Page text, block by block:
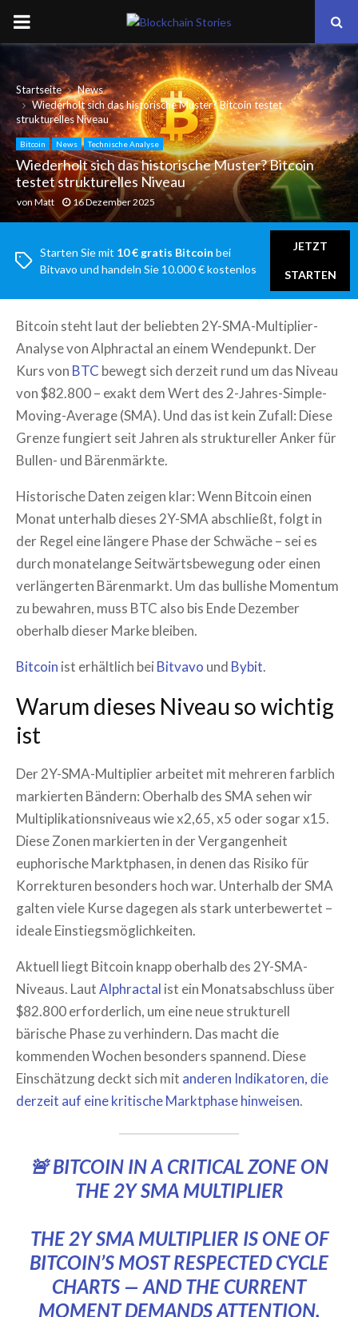
PRIMARY
MENU
Startseite
News
Wiederholt sich das historische Muster? Bitcoin testet
strukturelles Niveau
Bitcoin News Technische Analyse
Wiederholt sich das historische Muster? Bitcoin
testet strukturelles Niveau
vonMatt 16 Dezember 2025
Starten Sie mit 10 € gratis Bitcoin bei
Bitvavo und handeln Sie 10.000 € kostenlos
JETZT
STARTEN
Bitcoin steht laut der beliebten 2Y-SMA-Multiplier-
Analyse von Alphractal an einem Wendepunkt. Der
Kurs von BTC bewegt sich derzeit rund um das Niveau
von $82.800 – exakt dem Wert des 2-Jahres-Simple-
Moving-Average (SMA). Und das ist kein Zufall: Diese
Grenze fungiert seit Jahren als struktureller Anker für
Bullen- und Bärenmärkte.
Historische Daten zeigen klar: Wenn Bitcoin einen
Monat unterhalb dieses 2Y-SMA abschließt, folgt in
der Regel eine längere Phase der Schwäche – sei es
durch monatelange Seitwärtsbewegung oder einen
verlängerten Bärenmarkt. Um das bullishe Momentum
zu bewahren, muss BTC also bis Ende Dezember
oberhalb dieser Marke bleiben.
Bitcoin ist erhältlich bei Bitvavo und Bybit.
Warum dieses Niveau so wichtig
ist
Der 2Y-SMA-Multiplier arbeitet mit mehreren farblich
markierten Bändern: Oberhalb des SMA sehen wir
Multiplikationsniveaus wie x2,65, x5 oder sogar x15.
Diese Zonen markierten in der Vergangenheit
euphorische Marktphasen, in denen das Risiko für
Korrekturen besonders hoch war. Unterhalb der SMA
galten viele Kurse dagegen als stark unterbewertet –
ideale Einstiegsmöglichkeiten.
Aktuell liegt Bitcoin knapp oberhalb des 2Y-SMA-
Niveaus. LautAlphractal ist ein Monatsabschluss über
$82.800 erforderlich, um eine neue strukturell
bärische Phase zu verhindern. Das macht die
kommenden Wochen besonders spannend. Diese
Einschätzung deckt sich mit anderen Indikatoren, die
derzeit auf eine kritische Marktphase hinweisen.
🚨 BITCOIN IN A CRITICAL ZONE ON
THE 2Y SMA MULTIPLIER
THE 2Y SMA MULTIPLIER IS ONE OF
BITCOIN’S MOST RESPECTED CYCLE
CHARTS — AND THE CURRENT
MOMENT DEMANDS ATTENTION.